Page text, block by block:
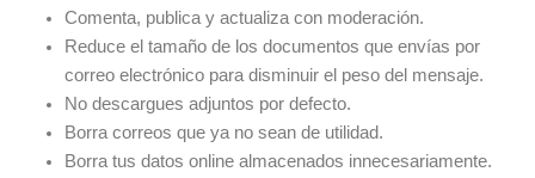
Comenta, publica y actualiza con moderación.
Reduce el tamaño de los documentos que envías por
correo electrónico para disminuir el peso del mensaje.
No descargues adjuntos por defecto.
Borra correos que ya no sean de utilidad.
Borra tus datos online almacenados innecesariamente.